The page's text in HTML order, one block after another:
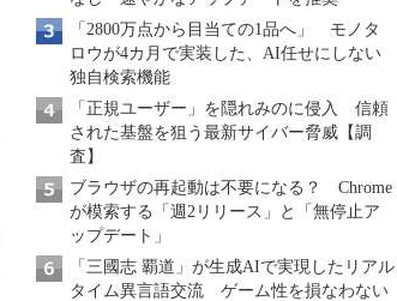
「2800万点から目当ての1品へ」 モノタ
ロウが4カ月で実装した、AI任せにしない
独自検索機能
「正規ユーザー」を隠れみのに侵入 信頼
された基盤を狙う最新サイバー脅威【調
査】
ブラウザの再起動は不要になる？ Chrome
が模索する「週2リリース」と「無停止ア
ップデート」
「三國志 覇道」が生成AIで実現したリアル
タイム異言語交流 ゲーム性を損なわない